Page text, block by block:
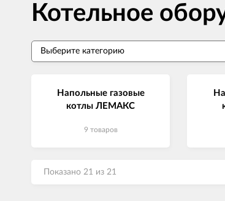
Котельное
Напольные газовые
котлы ЛЕМАКС
9 товаров
Показано 21 из 21